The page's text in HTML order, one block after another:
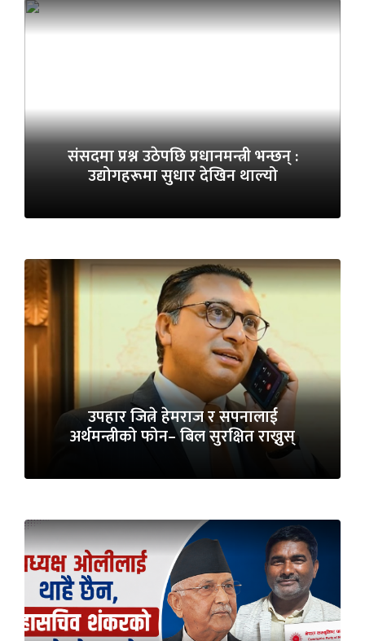
संसदमा प्रश्न उठेपछि प्रधानमन्त्री भन्छन् :
उद्योगहरूमा सुधार देखिन थाल्यो
उपहार जित्ने हेमराज र सपनालाई
अर्थमन्त्रीको फोन– बिल सुरक्षित राख्नुस्